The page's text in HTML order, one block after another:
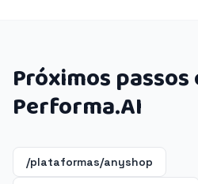
Próximos passos
Performa.AI
/plataformas/anyshop